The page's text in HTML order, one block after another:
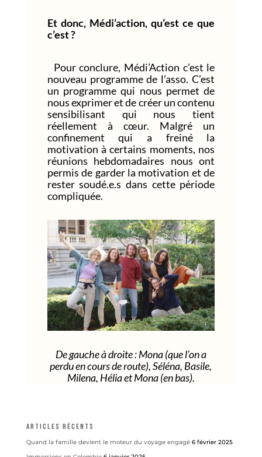
Et donc, Médi’action, qu’est ce que
c’est ?
Pour conclure, Médi’Action c’est le
nouveau programme de l’asso. C’est
un programme qui nous permet de
nous exprimer et de créer un contenu
sensibilisant qui nous tient
réellement à cœur. Malgré un
confinement qui a freiné la
motivation à certains moments, nos
réunions hebdomadaires nous ont
permis de garder la motivation et de
rester soudé.e.s dans cette période
compliquée.
De gauche à droite : Mona (que l’on a
perdu en cours de route), Séléna, Basile,
Milena, Hélia et Mona (en bas).
Articles récents
Quand la famille devient le moteur du voyage engagé 6 février 2025